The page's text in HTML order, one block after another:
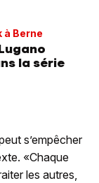
à Berne
la série
s’empêcher
«Chaque
les autres,